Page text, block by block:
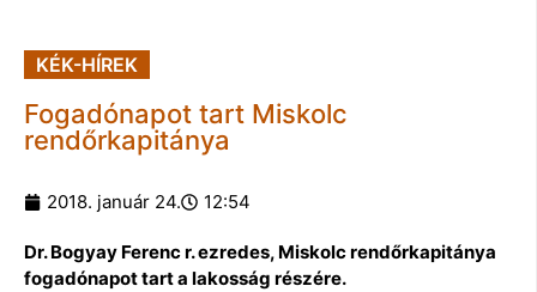
KÉK-HÍREK
Fogadónapot tart Miskolc
rendőrkapitánya
2018. január 24. 12:54
Dr. Bogyay Ferenc r. ezredes, Miskolc rendőrkapitánya
fogadónapot tart a lakosság részére.